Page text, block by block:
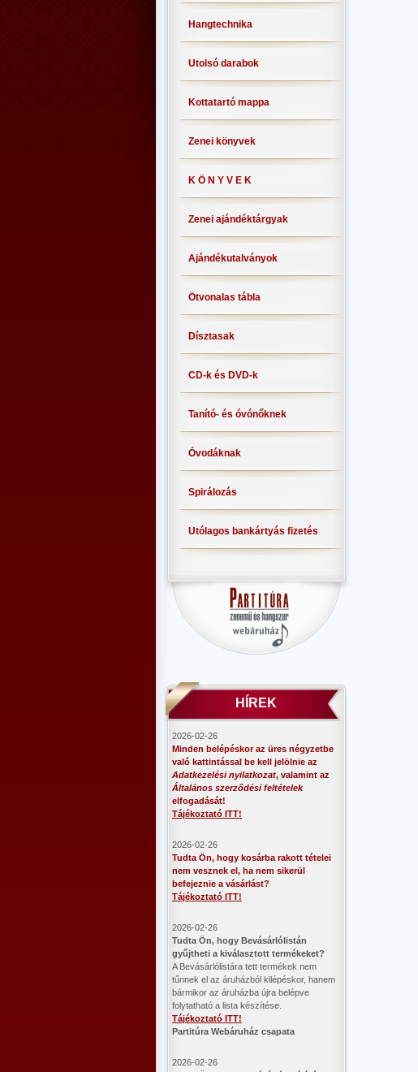
Hangtechnika
Utolsó darabok
Kottatartó mappa
Zenei könyvek
K Ö N Y V E K
Zenei ajándéktárgyak
Ajándékutalványok
Ötvonalas tábla
Dísztasak
CD-k és DVD-k
Tanító- és óvónőknek
Óvodáknak
Spirálozás
Utólagos bankártyás fizetés
HÍREK
2026-02-26
Minden belépéskor az üres négyzetbe
való kattintással be kell jelölnie az
Adatkezelési nyilatkozat, valamint az
Általános szerződési feltételek
elfogadását!
Tájékoztató ITT!
2026-02-26
Tudta Ön, hogy kosárba rakott tételei
nem vesznek el, ha nem sikerül
befejeznie a vásárlást?
Tájékoztató ITT!
2026-02-26
​Tudta Ön, hogy Bevásárlólistán
gyűjtheti a kiválasztott termékeket?
A Bevásárlólistára tett termékek nem
tűnnek el az áruházból kilépéskor, hanem
bármikor az áruházba újra belépve
folytatható a lista készítése.
Tájékoztató ITT!
Partitúra Webáruház csapata
2026-02-26